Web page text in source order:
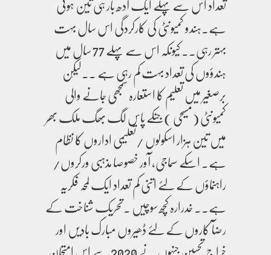
ہے۔ہندو کمیونٹی کی کارکردگی اس سال بہت
بہتر رہی۔۔ کیونکہ اس سے پہلے 77 سال میں
ہندؤوں کی تعداد بہت کم رہی ہے ۔۔لیکِن
برصغیر میں تعلیم کا استعارہ سمجھی جانے والی
کمیونٹی (مسیحی )جنکے پاس لگ بھگ ملک بھر
میں تین ہزار اسکولوں /تعلیمی اداروں کا نظام
ہے۔ اسکے سماجی، آور خصوصا مذہبی ورکروں/
راہنماؤں کے لئے اتنی کم تعداد ایک لمحہ فکریہ
ہے۔۔ خدرارہ کچھ سوچیں ۔تحریک شناخت کے
رضآ کاروں کے لئے ڈھیروں مبارک بادیں اور